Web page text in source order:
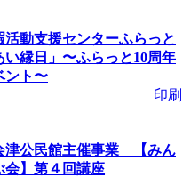
い！コ
ション
」 受付期
活動支援センターふらっと
い縁日」〜ふらっと10周年
ント〜
印刷
津公民館主催事業 【みん
会】第４回講座